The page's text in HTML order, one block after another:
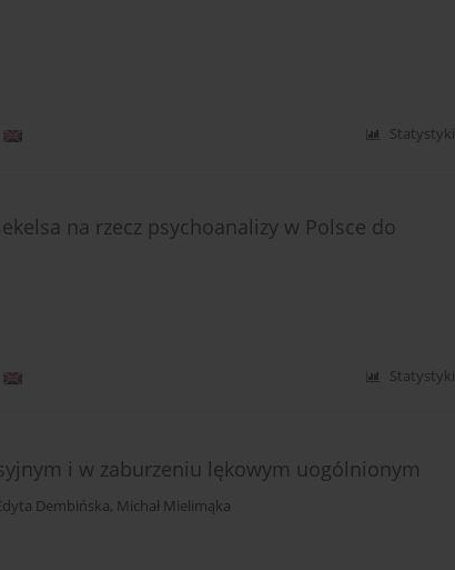
Statystyki
na rzecz psychoanalizy w Polsce do
Statystyki
i w zaburzeniu lękowym uogólnionym
Dembińska, Michał Mielimąka